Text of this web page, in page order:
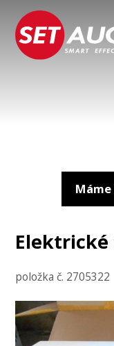
položka č. 2705322